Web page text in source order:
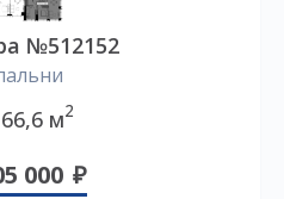
№512152
66,6 м2
000